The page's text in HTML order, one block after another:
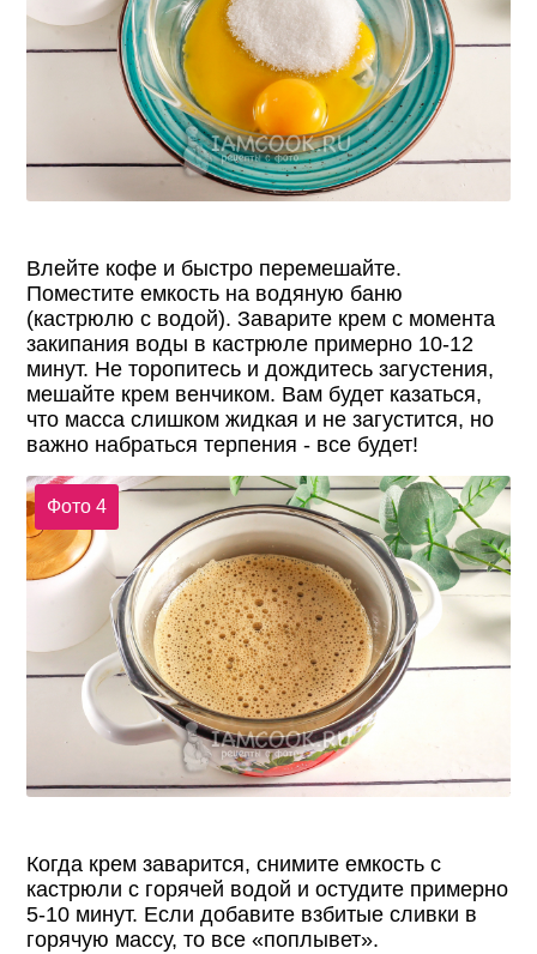
Влейте кофе и быстро перемешайте.
Поместите емкость на водяную баню
(кастрюлю с водой). Заварите крем с момента
закипания воды в кастрюле примерно 10-12
минут. Не торопитесь и дождитесь загустения,
мешайте крем венчиком. Вам будет казаться,
что масса слишком жидкая и не загустится, но
важно набраться терпения - все будет!
Фото 4
Когда крем заварится, снимите емкость с
кастрюли с горячей водой и остудите примерно
5-10 минут. Если добавите взбитые сливки в
горячую массу, то все «поплывет».